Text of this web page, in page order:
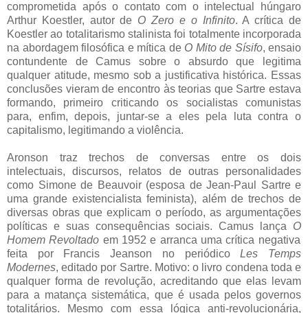
comprometida após o contato com o intelectual húngaro
Arthur Koestler, autor de O Zero e o Infinito. A crítica de
Koestler ao totalitarismo stalinista foi totalmente incorporada
na abordagem filosófica e mítica de O Mito de Sísifo, ensaio
contundente de Camus sobre o absurdo que legitima
qualquer atitude, mesmo sob a justificativa histórica. Essas
conclusões vieram de encontro às teorias que Sartre estava
formando, primeiro criticando os socialistas comunistas
para, enfim, depois, juntar-se a eles pela luta contra o
capitalismo, legitimando a violência.
Aronson traz trechos de conversas entre os dois
intelectuais, discursos, relatos de outras personalidades
como Simone de Beauvoir (esposa de Jean-Paul Sartre e
uma grande existencialista feminista), além de trechos de
diversas obras que explicam o período, as argumentações
políticas e suas consequências sociais. Camus lança O
Homem Revoltado em 1952 e arranca uma crítica negativa
feita por Francis Jeanson no periódicoLes Temps
Modernes, editado por Sartre. Motivo: o livro condena toda e
qualquer forma de revolução, acreditando que elas levam
para a matança sistemática, que é usada pelos governos
totalitários. Mesmo com essa lógica anti-revolucionária,